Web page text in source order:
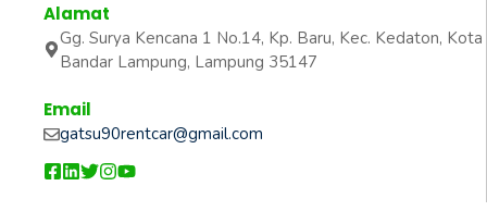
Alamat
Gg. Surya Kencana 1 No.14, Kp. Baru, Kec. Kedaton, Kota
Bandar Lampung, Lampung 35147
Email
gatsu90rentcar@gmail.com